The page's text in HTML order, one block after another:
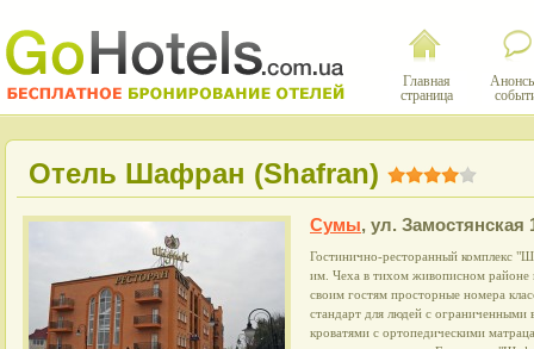
Главная
страница
Отель Шафран (Shafran)
Сумы, ул. Замостянская
Гостинично-ресторанный комплекс
им. Чеха в тихом живописном районе
своим гостям просторные номера
стандарт для людей с
кроватями с ортопедическими